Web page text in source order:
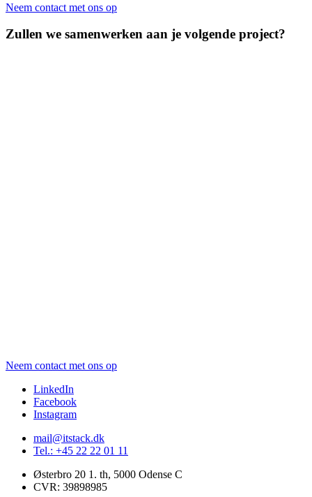
Neem contact met ons op
Zullen we samenwerken aan je volgende project?
Neem contact met ons op
LinkedIn
Facebook
Instagram
mail@itstack.dk
Tel.: +45 22 22 01 11
Østerbro 20 1. th, 5000 Odense C
CVR: 39898985